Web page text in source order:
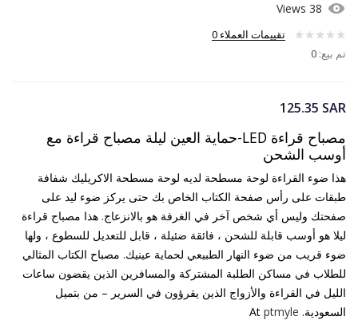
38 Views
تقييمات العملاء 0
تم بيع: 0
125.35 SAR
مصباح قراءة LED-حماية العين ليلة مصباح قراءة مع
أوسب الشحن
هذا ضوء القراءة لوحة مسطحة لديه لوحة مسطحة الاكريليك شفافة
طبقات على رأس صفحة الكتاب الخاص بك حتى يركز ضوء ليد على
صفحتك وليس أي شخص آخر في الغرفة هو بالانزعاج. هذا مصباح قراءة
ليلا هو أوسب قابلة للشحن ، فائقة ضئيلة ، قابل للتعديل للسطوع ، ولها
ضوء قريب من ضوء النهار الطبيعي لحماية عينيك. مصباح الكتاب المثالي
للطلاب في مساكن الطلبة المشتركة والمسافرين الذين يقضون ساعات
الليل في القراءة والأزواج الذين يقرؤون في السرير – من بتميل
السعودية. At ptmyle